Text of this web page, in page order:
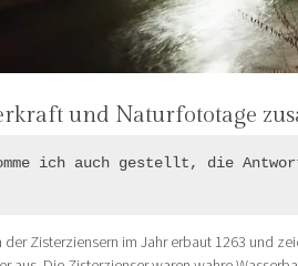
und Naturfototage
ich auch gestellt, die
Zisterziensern im Jahr erbaut 1263 und